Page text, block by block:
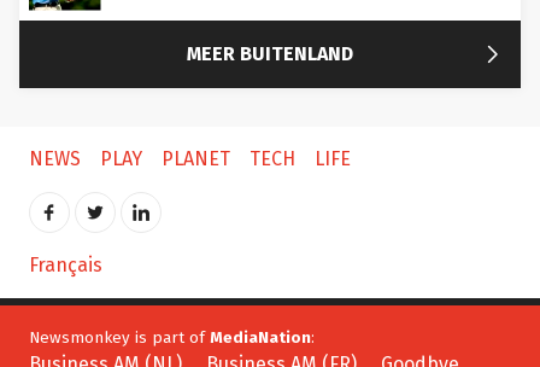
MEER BUITENLAND 
NEWS PLAY PLANET TECH LIFE
Français
Newsmonkey is part of MediaNation
Business AM (NL) Business AM (FR) Goodbye